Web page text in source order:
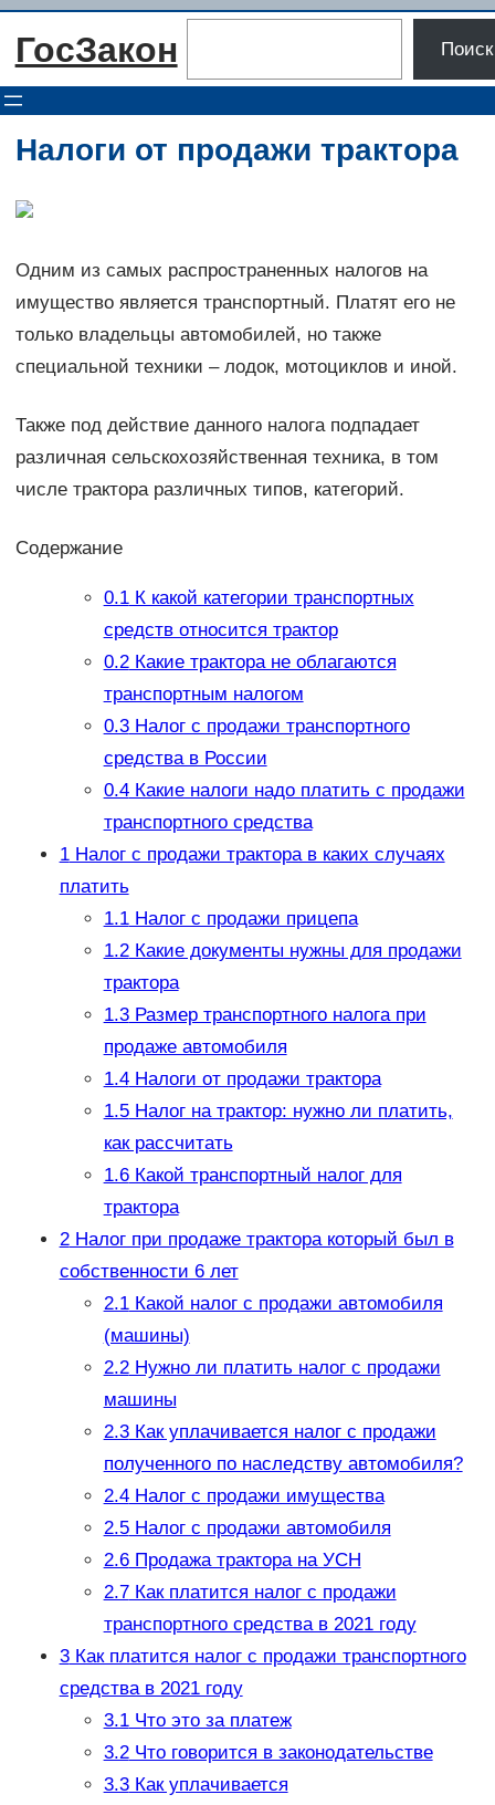
Перейти
ГосЗакон Поиск
Налоги от продажи трактора
Одним из самых распространенных налогов на
имущество является транспортный. Платят его не
только владельцы автомобилей, но также
специальной техники – лодок, мотоциклов и иной.
Также под действие данного налога подпадает
различная сельскохозяйственная техника, в том
числе трактора различных типов, категорий.
Содержание
0.1К какой категории транспортных
средств относится трактор
0.2Какие трактора не облагаются
транспортным налогом
0.3Налог с продажи транспортного
средства в России
0.4Какие налоги надо платить с продажи
транспортного средства
1Налог с продажи трактора в каких случаях
платить
1.1Налог с продажи прицепа
1.2Какие документы нужны для продажи
трактора
1.3Размер транспортного налога при
продаже автомобиля
1.4Налоги от продажи трактора
1.5Налог на трактор: нужно ли платить,
как рассчитать
1.6Какой транспортный налог для
трактора
2Налог при продаже трактора который был в
собственности 6 лет
2.1Какой налог с продажи автомобиля
(машины)
2.2Нужно ли платить налог с продажи
машины
2.3Как уплачивается налог с продажи
полученного по наследству автомобиля?
2.4Налог с продажи имущества
2.5Налог с продажи автомобиля
2.6Продажа трактора на УСН
2.7Как платится налог с продажи
транспортного средства в 2021 году
3Как платится налог с продажи транспортного
средства в 2021 году
3.1Что это за платеж
3.2Что говорится в законодательстве
3.3Как уплачивается